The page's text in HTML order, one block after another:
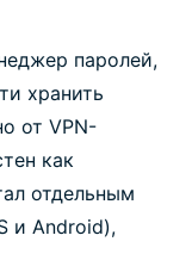
паролей,
хранить
от VPN-
как
отдельным
и Android),